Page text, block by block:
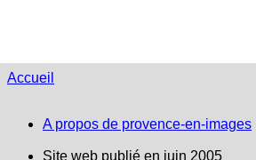
Accueil
A propos de provence-en-images
Site web publié en juin 2005